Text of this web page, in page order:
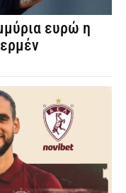
ευρώ η